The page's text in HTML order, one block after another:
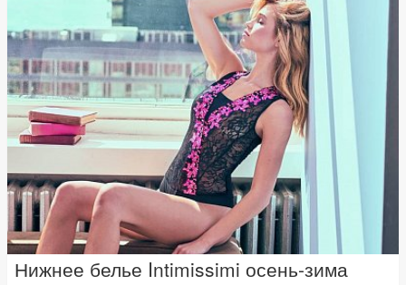
Нижнее белье Intimissimi осень-зима